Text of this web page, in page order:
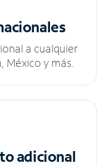
a cualquier
México y más.
adicional